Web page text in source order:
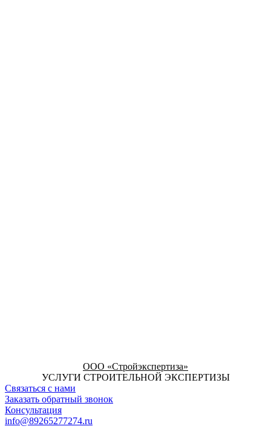
ООО «Стройэкспертиза»
УСЛУГИ СТРОИТЕЛЬНОЙ ЭКСПЕРТИЗЫ
Связаться с нами
Заказать обратный звонок
Консультация
info@89265277274.ru